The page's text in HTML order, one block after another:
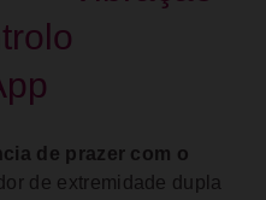
de prazer com o
de extremidade dupla